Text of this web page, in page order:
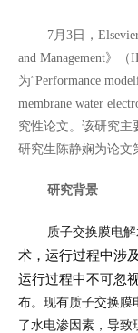
7 月 3日，
and Management》（
为“Performance
membrane water
究性论文。该研究
研究生陈静娴为论文
研究背景
质子交换膜电
术，运行过程中涉
运行过程中不可忽
布。现有质子交换膜
了水电渗因素，导致